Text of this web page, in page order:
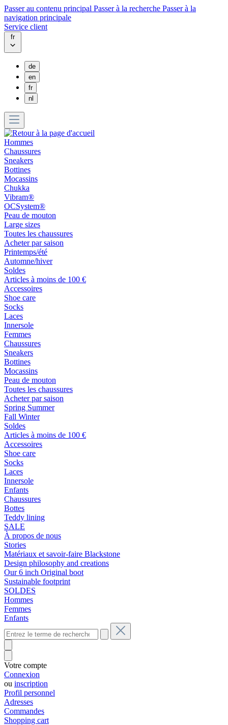
Passer au contenu principal Passer à la recherche Passer à la
navigation principale
Service client
fr
de
en
fr
nl
Hommes
Chaussures
Sneakers
Bottines
Mocassins
Chukka
Vibram®
OCSystem®
Peau de mouton
Large sizes
Toutes les chaussures
Acheter par saison
Printemps/été
Automne/hiver
Soldes
Articles à moins de 100 €
Accessoires
Shoe care
Socks
Laces
Innersole
Femmes
Chaussures
Sneakers
Bottines
Mocassins
Peau de mouton
Toutes les chaussures
Acheter par saison
Spring Summer
Fall Winter
Soldes
Articles à moins de 100 €
Accessoires
Shoe care
Socks
Laces
Innersole
Enfants
Chaussures
Bottes
Teddy lining
SALE
À propos de nous
Stories
Matériaux et savoir-faire Blackstone
Design philosophy and creations
Our 6 inch Original boot
Sustainable footprint
SOLDES
Hommes
Femmes
Enfants
Votre compte
Connexion
ou inscription
Profil personnel
Adresses
Commandes
Shopping cart